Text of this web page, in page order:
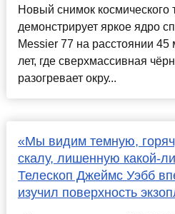
Новый снимок космического
демонстрирует яркое ядро
Messier 77 на расстоянии
лет, где сверхмассивная
разогревает окру...
«Мы видим темную,
скалу, лишенную какой-
Телескоп Джеймс Уэбб
изучил поверхность